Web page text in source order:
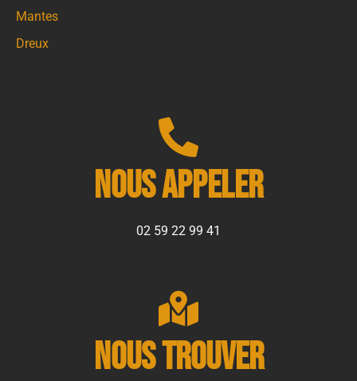
Mantes
Dreux
Nous appeler
02 59 22 99 41
Nous trouver